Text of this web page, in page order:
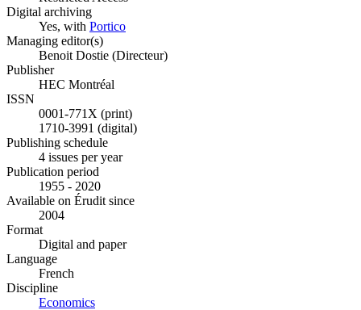
Digital archiving
Yes, with Portico
Managing editor(s)
Benoit Dostie (Directeur)
Publisher
HEC Montréal
ISSN
0001-771X (print)
1710-3991 (digital)
Publishing schedule
4 issues per year
Publication period
1955 - 2020
Available on Érudit since
2004
Format
Digital and paper
Language
French
Discipline
Economics